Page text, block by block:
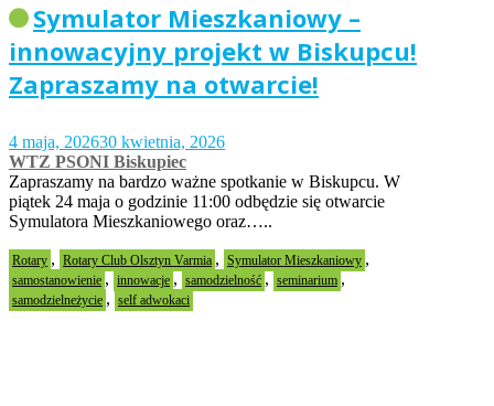
Symulator Mieszkaniowy –
innowacyjny projekt w Biskupcu!
Zapraszamy na otwarcie!
4 maja, 202630 kwietnia, 2026
WTZ PSONI Biskupiec
Zapraszamy na bardzo ważne spotkanie w Biskupcu. W
piątek 24 maja o godzinie 11:00 odbędzie się otwarcie
Symulatora Mieszkaniowego oraz…..
Rotary , Rotary Club Olsztyn Varmia , Symulator Mieszkaniowy ,
samostanowienie , innowacje , samodzielność , seminarium ,
samodzielneżycie , self adwokaci